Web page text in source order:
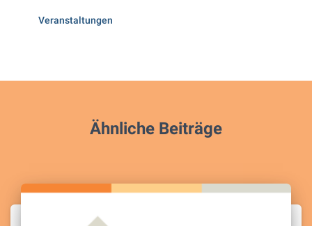
Veranstaltungen
Ähnliche Beiträge